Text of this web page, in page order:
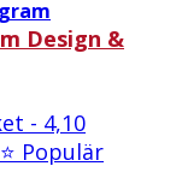
Design &
- 4,10
Populär